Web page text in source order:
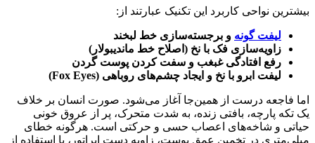
بیشترین نواحی کاربرد این تکنیک عبارتند از:
لیفت گونه و برجسته‌سازی خط لبخند
زاویه‌سازی فک با نخ (اصلاح خط ماندیبولار)
رفع افتادگی غبغب و سفت کردن پوست گردن
لیفت ابرو با نخ و ایجاد چشم‌های روباهی (Fox Eyes)
اما فاجعه درست از همین‌جا آغاز می‌شود. صورت انسان بر خلاف
یک تکه پارچه، بافتی زنده، به شدت متحرک، پر از عروق خونی
حیاتی و شاخه‌های اعصاب حسی و حرکتی است. هرگونه خطای
میلی‌متری در تخمین عمق پوست، زاویه دست اپراتور، یا استفاده از